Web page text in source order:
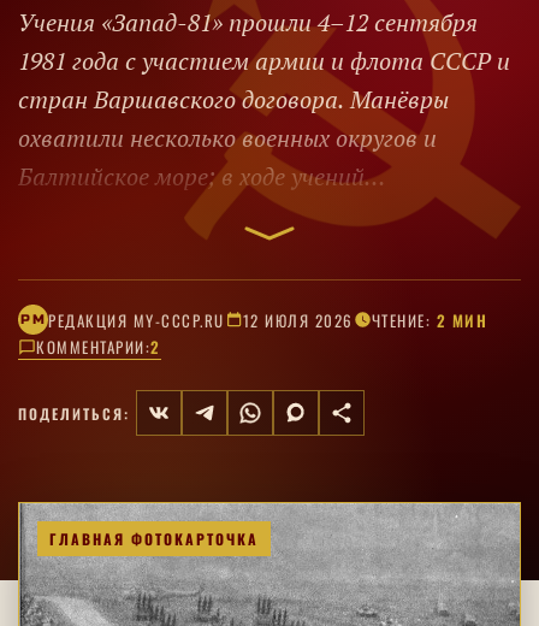
Учения «Запад-81» прошли 4–12 сентября
1981 года с участием армии и флота СССР и
стран Варшавского договора. Манёвры
охватили несколько военных округов и
Балтийское море; в ходе учений
испытывались автоматизированное
РM РЕДАКЦИЯ MY-CCCP.RU 12 ИЮЛЯ 2026 ЧТЕНИЕ: 2 МИН
КОММЕНТАРИИ:2
ПОДЕЛИТЬСЯ:
ГЛАВНАЯ ФОТОКАРТОЧКА